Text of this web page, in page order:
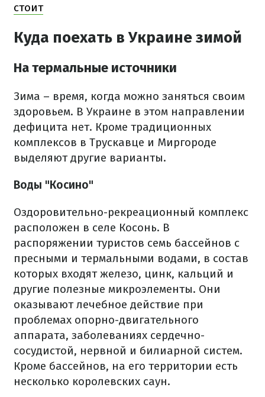
стоит
Куда поехать в Украине зимой
На термальные источники
Зима – время, когда можно заняться своим
здоровьем. В Украине в этом направлении
дефицита нет. Кроме традиционных
комплексов в Трускавце и Миргороде
выделяют другие варианты.
Воды "Косино"
Оздоровительно-рекреационный комплекс
расположен в селе Косонь. В
распоряжении туристов семь бассейнов с
пресными и термальными водами, в состав
которых входят железо, цинк, кальций и
другие полезные микроэлементы. Они
оказывают лечебное действие при
проблемах опорно-двигательного
аппарата, заболеваниях сердечно-
сосудистой, нервной и билиарной систем.
Кроме бассейнов, на его территории есть
несколько королевских саун.